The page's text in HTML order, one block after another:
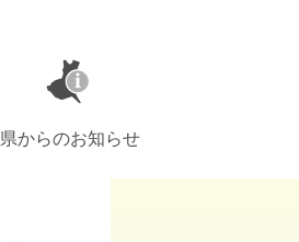
県からのお知らせ